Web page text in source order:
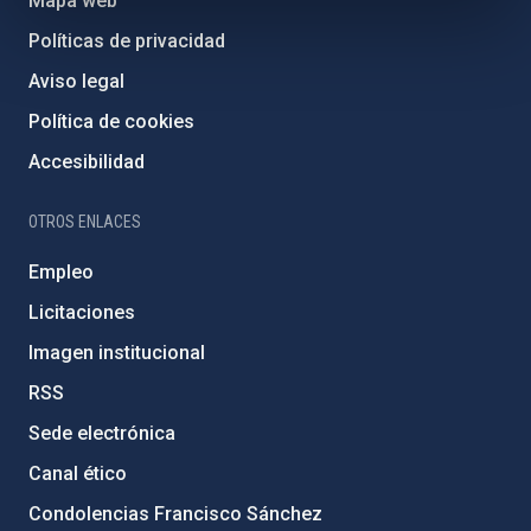
Políticas de privacidad
Aviso legal
Política de cookies
Accesibilidad
OTROS ENLACES
Empleo
Licitaciones
Imagen institucional
RSS
Sede electrónica
Canal ético
Condolencias Francisco Sánchez